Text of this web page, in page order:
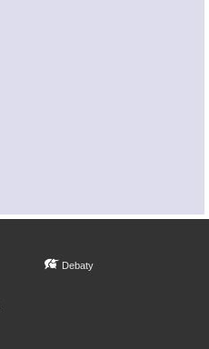
Debaty